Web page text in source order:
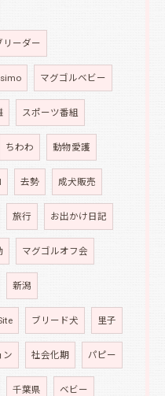
リーダー
マグゴルベビー
スポーツ番組
ちわわ 動物愛護
去勢 成犬販売
旅行 お出かけ日記
マグゴルオフ会
新潟
ブリード犬 里子
ン 社会化期 パピー
千葉県 ベビー